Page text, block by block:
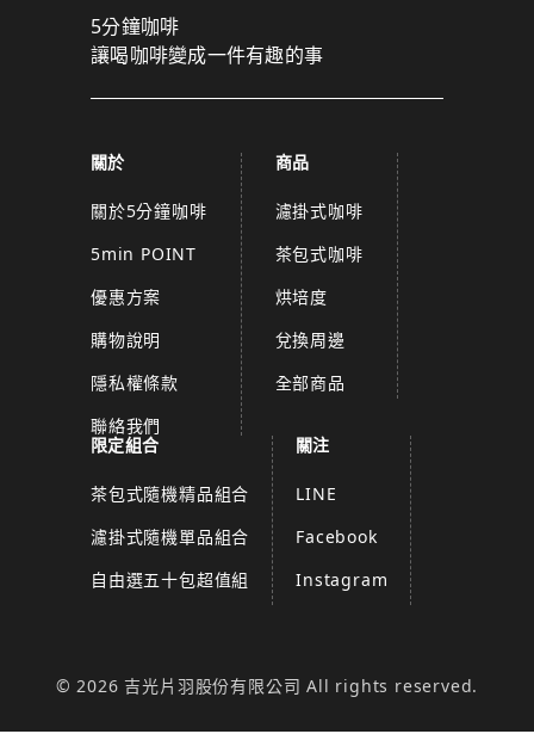
5分鐘咖啡
讓喝咖啡變成一件有趣的事
關於
關於5分鐘咖啡
5min POINT
優惠方案
購物說明
隱私權條款
聯絡我們
商品
濾掛式咖啡
茶包式咖啡
烘培度
兌換周邊
全部商品
限定組合
茶包式隨機精品組合
濾掛式隨機單品組合
自由選五十包超值組
關注
LINE
Facebook
Instagram
© 2026 吉光片羽股份有限公司 All rights reserved.